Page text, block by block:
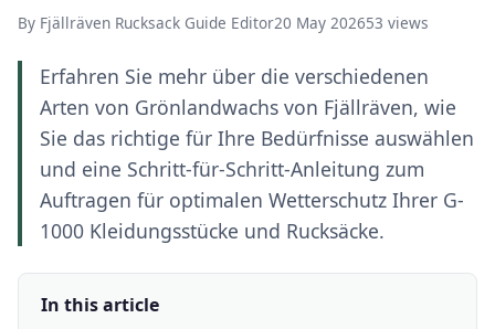
By Fjällräven Rucksack Guide Editor20 May 202653 views
Erfahren Sie mehr über die verschiedenen
Arten von Grönlandwachs von Fjällräven, wie
Sie das richtige für Ihre Bedürfnisse auswählen
und eine Schritt-für-Schritt-Anleitung zum
Auftragen für optimalen Wetterschutz Ihrer G-
1000 Kleidungsstücke und Rucksäcke.
In this article